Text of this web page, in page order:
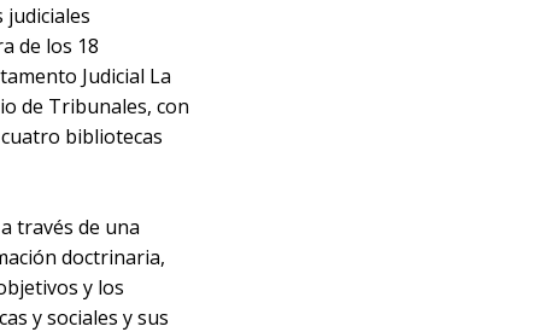
judiciales
de los 18
Judicial La
de Tribunales, con
bibliotecas
través de una
doctrinaria,
y los
y sociales y sus